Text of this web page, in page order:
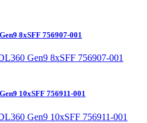
8xSFF 756907-001
10xSFF 756911-001